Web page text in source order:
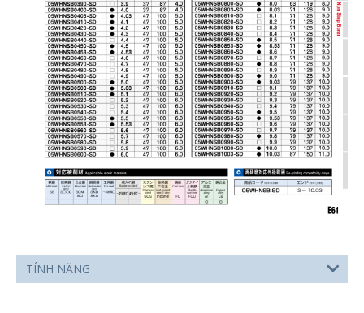
TÍNH NĂNG